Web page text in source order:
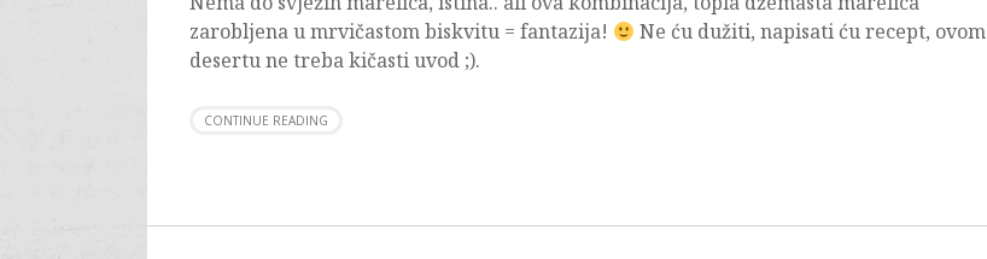
zarobljena u mrvičastom biskvitu = fantazija!
Ne ću dužiti, napisati ću recept, ovom
desertu ne treba kičasti uvod ;).
CONTINUE READING